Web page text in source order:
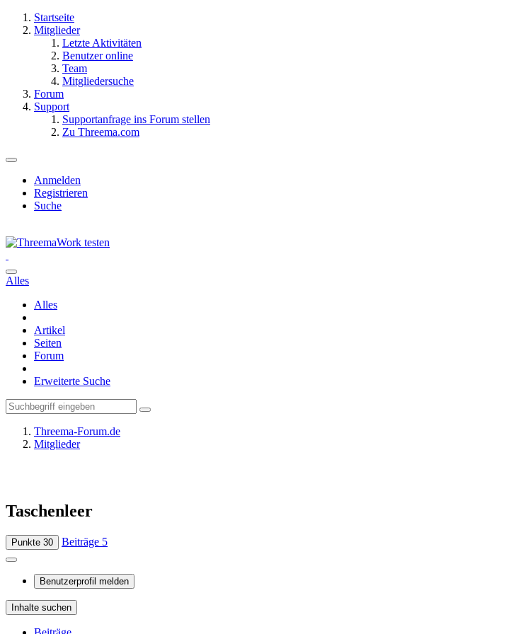
Startseite
Mitglieder
Letzte Aktivitäten
Benutzer online
Team
Mitgliedersuche
Forum
Support
Supportanfrage ins Forum stellen
Zu Threema.com
Anmelden
Registrieren
Suche
Alles
Alles
Artikel
Seiten
Forum
Erweiterte Suche
Threema-Forum.de
Mitglieder
Taschenleer
Punkte 30 Beiträge 5
Benutzerprofil melden
Inhalte suchen